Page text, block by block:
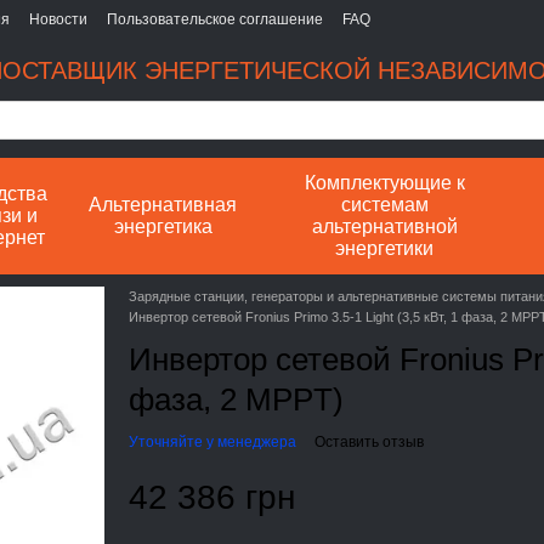
Новости Пользовательское соглашение FAQ
ЭНЕРГЕТИЧЕСКОЙ
и
Альтернативная
энергетика
Комплектующие к
системам
альтернативной
энергетики
Зарядные станции, генераторы и альтернативные системы
Инвертор сетевой Fronius Primo 3.5-1 Light (3,5 кВт, 1 фаза, 2
Инвертор сетевой Fronius
фаза, 2 MPPT)
Уточняйте у менеджера Оставить отзыв
42 386 грн